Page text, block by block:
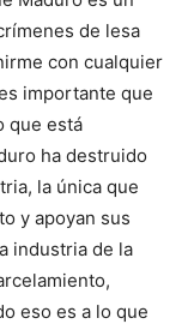
de lesa
con cualquier
importante que
que está
ha destruido
la única que
y apoyan sus
industria de la
eso es a lo que